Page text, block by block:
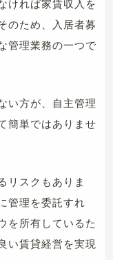
ければ家賃収入を
のため、入居者募
管理業務の一つで
い方が、自主管理
簡単ではありませ
リスクもありま
管理を委託すれ
を所有しているた
い賃貸経営を実現